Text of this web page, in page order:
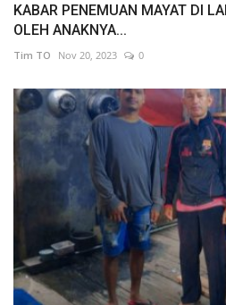
KABAR PENEMUAN MAYAT DI
OLEH ANAKNYA...
Tim TO Nov 20, 2023 0